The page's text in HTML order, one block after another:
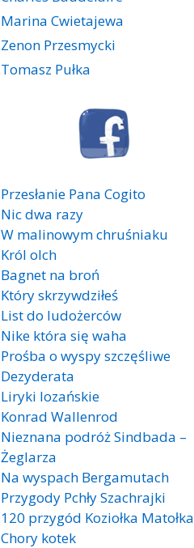
Marina Cwietajewa
Zenon Przesmycki
Tomasz Pułka
Przesłanie Pana Cogito
Nic dwa razy
W malinowym chruśniaku
Król olch
Bagnet na broń
Który skrzywdziłeś
List do ludożerców
Nike która się waha
Prośba o wyspy szczęśliwe
Dezyderata
Liryki lozańskie
Konrad Wallenrod
Nieznana podróż Sindbada –
Żeglarza
Na wyspach Bergamutach
Przygody Pchły Szachrajki
120 przygód Koziołka Matołka
Chory kotek